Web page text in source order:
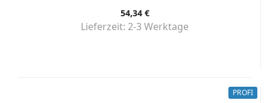
54,34 €
Lieferzeit: 2-3 Werktage
PROFI